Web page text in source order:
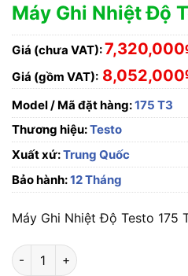
Máy Ghi Nhiệt Độ
Giá (chưa VAT):7,320,000
Giá (gồm VAT): 8,052,000
Model / Mã đặt hàng:175 T3
Thương hiệu:Testo
Xuất xứ:Trung Quốc
Bảo hành:12 Tháng
Máy Ghi Nhiệt Độ Testo 175
Máy Ghi Nhiệt Độ Testo 175 T3